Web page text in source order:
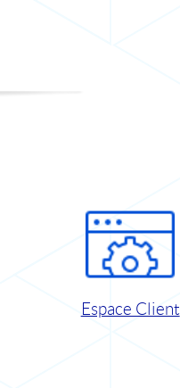
Espace Client